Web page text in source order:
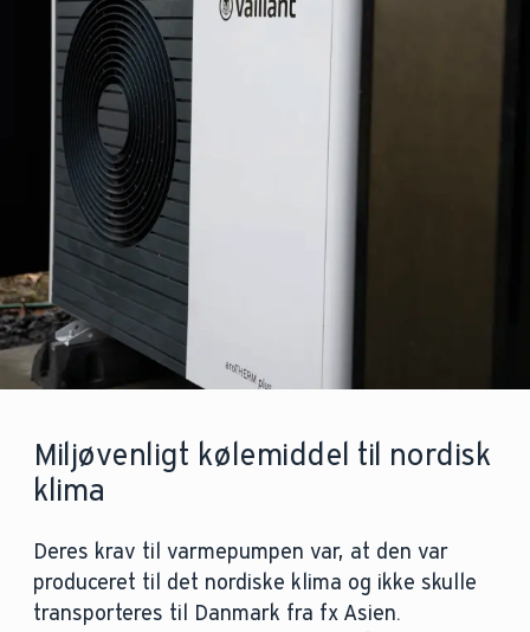
Miljøvenligt kølemiddel til nordisk
klima
Deres krav til varmepumpen var, at den var
produceret til det nordiske klima og ikke skulle
transporteres til Danmark fra fx Asien.